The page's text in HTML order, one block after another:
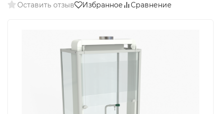
Оставить отзыв Избранное Сравнение